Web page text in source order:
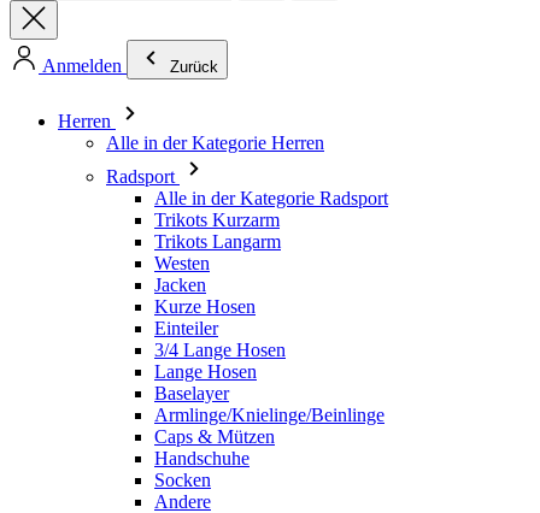
Anmelden Zurück
Herren
Alle in der Kategorie Herren
Radsport
Alle in der Kategorie Radsport
Trikots Kurzarm
Trikots Langarm
Westen
Jacken
Kurze Hosen
Einteiler
3/4 Lange Hosen
Lange Hosen
Baselayer
Armlinge/Knielinge/Beinlinge
Caps & Mützen
Handschuhe
Socken
Andere